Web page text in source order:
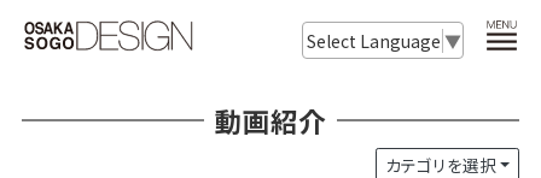
Select Language ▼
動画紹介
カテゴリを選択